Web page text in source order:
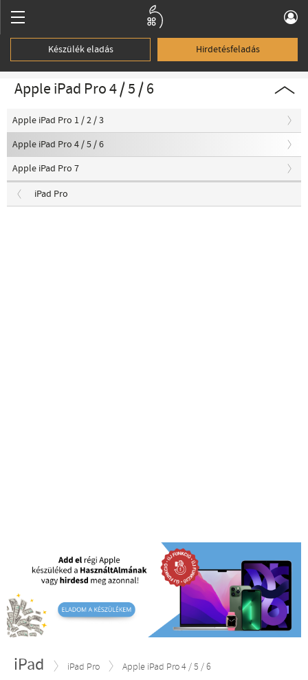
Készülék eladás Hirdetésfeladás
Apple iPad Pro 4 / 5 / 6
Apple iPad Pro 1 / 2 / 3
Apple iPad Pro 4 / 5 / 6
Apple iPad Pro 7
iPad Pro
iPad iPad Pro Apple iPad Pro 4 / 5 / 6